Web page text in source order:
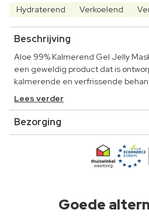
Hydraterend Verkoelend
Beschrijving
Aloe 99% Kalmerend Gel Jelly
een geweldig product dat is
kalmerende en verfrissende
Lees verder
Bezorging
Goede